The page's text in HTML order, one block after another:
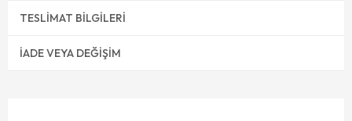
TESLIMAT BILGILERI
İADE VEYA DEĞIŞIM